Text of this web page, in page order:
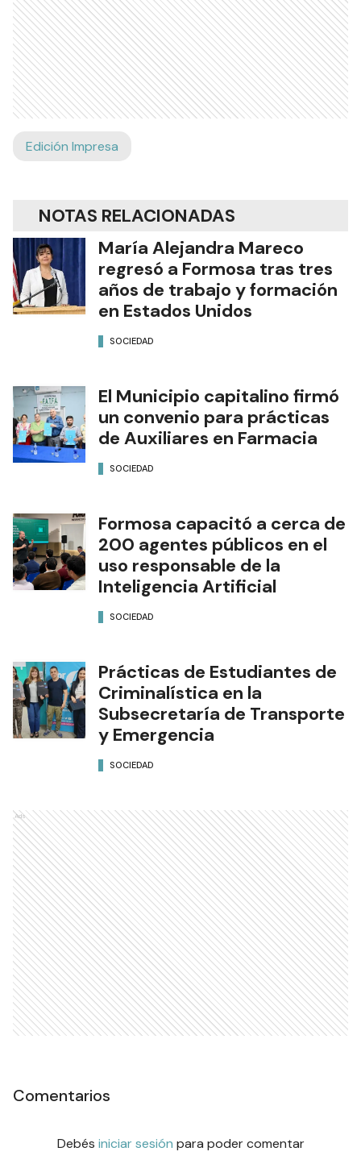
Edición Impresa
NOTAS RELACIONADAS
María Alejandra Mareco
regresó a Formosa tras tres
años de trabajo y formación
en Estados Unidos
SOCIEDAD
El Municipio capitalino firmó
un convenio para prácticas
de Auxiliares en Farmacia
SOCIEDAD
Formosa capacitó a cerca de
200 agentes públicos en el
uso responsable de la
Inteligencia Artificial
SOCIEDAD
Prácticas de Estudiantes de
Criminalística en la
Subsecretaría de Transporte
y Emergencia
SOCIEDAD
Ads
Comentarios
Debés iniciar sesión para poder comentar